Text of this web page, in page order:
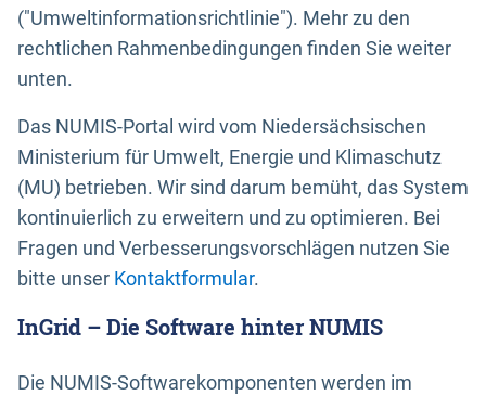
("Umweltinformationsrichtlinie"). Mehr zu den
rechtlichen Rahmenbedingungen finden Sie weiter
unten.
Das NUMIS-Portal wird vom Niedersächsischen
Ministerium für Umwelt, Energie und Klimaschutz
(MU) betrieben. Wir sind darum bemüht, das System
kontinuierlich zu erweitern und zu optimieren. Bei
Fragen und Verbesserungsvorschlägen nutzen Sie
bitte unser Kontaktformular.
InGrid – Die Software hinter NUMIS
Die NUMIS-Softwarekomponenten werden im